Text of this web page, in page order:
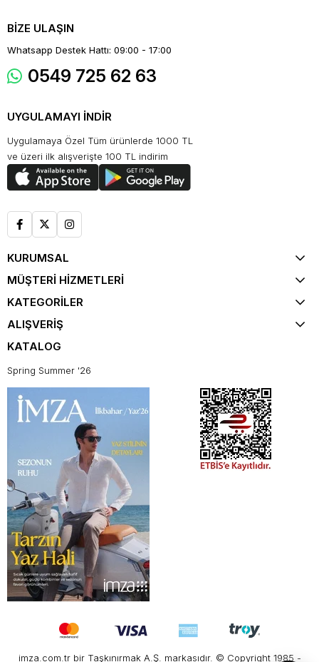
BİZE ULAŞIN
Whatsapp Destek Hattı: 09:00 - 17:00
0549 725 62 63
UYGULAMAYI İNDİR
Uygulamaya Özel Tüm ürünlerde 1000 TL
ve üzeri ilk alışverişte 100 TL indirim
KURUMSAL
MÜŞTERİ HİZMETLERİ
KATEGORİLER
ALIŞVERİŞ
KATALOG
Spring Summer '26
imza.com.tr bir Taşkınırmak A.Ş. markasıdır. © Copyright 1985 -